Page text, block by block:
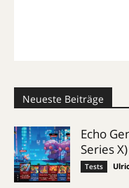
Neueste Beiträge
Echo
Series X)
Tests